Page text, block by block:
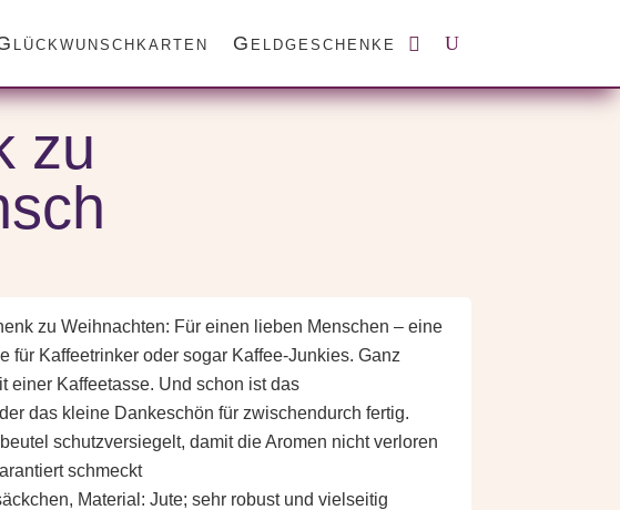
Geldgeschenke
zu
zu Weihnachten: Für einen lieben Menschen – eine
für Kaffeetrinker oder sogar Kaffee-Junkies. Ganz
einer Kaffeetasse. Und schon ist das
das kleine Dankeschön für zwischendurch fertig.
schutzversiegelt, damit die Aromen nicht verloren
schmeckt
Material: Jute; sehr robust und vielseitig